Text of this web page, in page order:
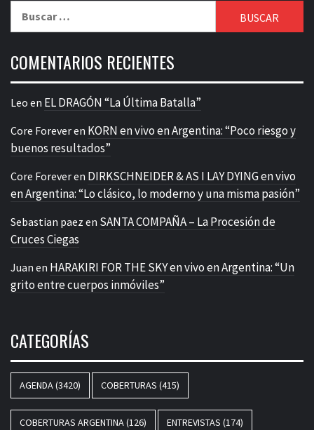
COMENTARIOS RECIENTES
Leo en EL DRAGÓN “La Última Batalla”
Core Foreveren KORN en vivo en Argentina: “Poco riesgo y
buenos resultados”
Core Foreveren DIRKSCHNEIDER & AS I LAY DYING en vivo
en Argentina: “Lo clásico, lo moderno y una misma pasión”
Sebastian paez en SANTA COMPAÑA – La Procesión de
Cruces Ciegas
Juan en HARAKIRI FOR THE SKY en vivo en Argentina: “Un
grito entre cuerpos inmóviles”
CATEGORÍAS
AGENDA(3420) COBERTURAS (415)
COBERTURAS ARGENTINA(126) ENTREVISTAS (174)